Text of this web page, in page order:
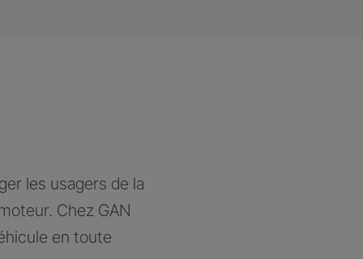
les usagers de la
Chez GAN
en toute